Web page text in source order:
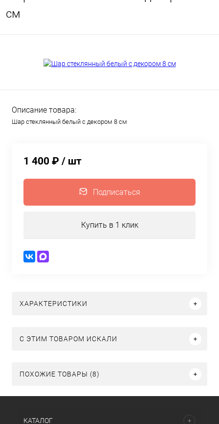
см
Описание товара:
Шар стеклянный белый с декором 8 см
1 400 ₽ / шт
Подписаться
Купить в 1 клик
ХАРАКТЕРИСТИКИ
C ЭТИМ ТОВАРОМ ИСКАЛИ
ПОХОЖИЕ ТОВАРЫ (8)
КАТАЛОГ